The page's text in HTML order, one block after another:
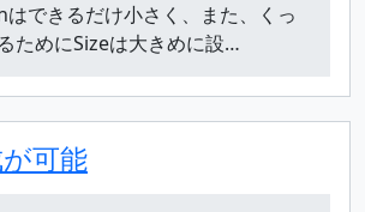
できるだけ小さく、また、くっ
ためにSizeは大きめに設…
可能